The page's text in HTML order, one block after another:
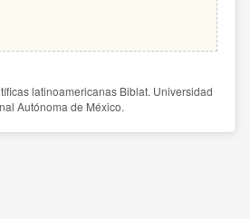
latinoamericanas Biblat. Universidad
Autónoma de México.